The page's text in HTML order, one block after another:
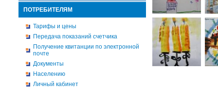
ПОТРЕБИТЕЛЯМ
Тарифы и цены
Передача показаний счетчика
Получение квитанции по электронной
почте
Документы
Населению
Личный кабинет